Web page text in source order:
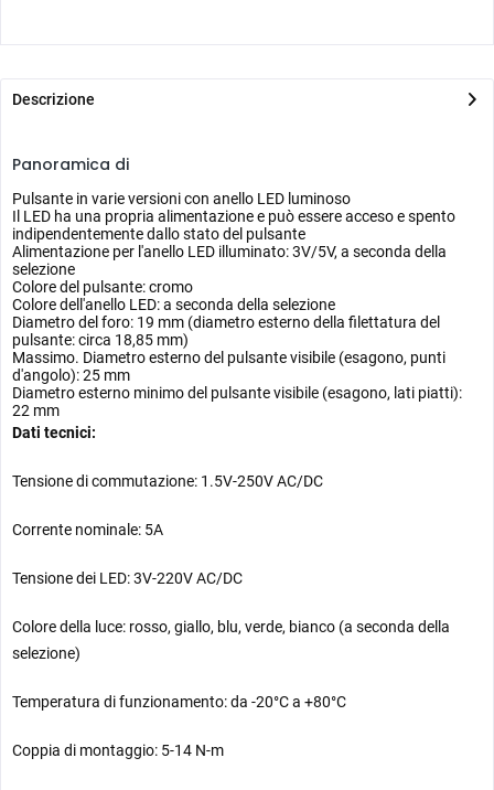
Descrizione
Panoramica di
Pulsante in varie versioni con anello LED luminoso
Il LED ha una propria alimentazione e può essere acceso e spento
indipendentemente dallo stato del pulsante
Alimentazione per l'anello LED illuminato: 3V/5V, a seconda della
selezione
Colore del pulsante: cromo
Colore dell'anello LED: a seconda della selezione
Diametro del foro: 19 mm (diametro esterno della filettatura del
pulsante: circa 18,85 mm)
Massimo. Diametro esterno del pulsante visibile (esagono, punti
d'angolo): 25 mm
Diametro esterno minimo del pulsante visibile (esagono, lati piatti):
22 mm
Dati tecnici:
Tensione di commutazione: 1.5V-250V AC/DC
Corrente nominale: 5A
Tensione dei LED: 3V-220V AC/DC
Colore della luce: rosso, giallo, blu, verde, bianco (a seconda della
selezione)
Temperatura di funzionamento: da -20°C a +80°C
Coppia di montaggio: 5-14 N-m